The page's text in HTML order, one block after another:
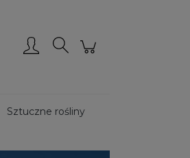
Sztuczne rośliny
Donice drewniane